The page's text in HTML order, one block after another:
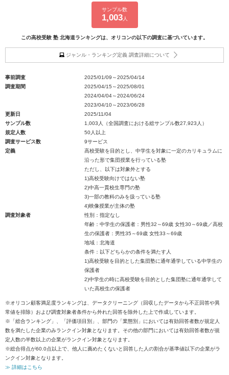
サンプル数
1,003人
この高校受験 塾 北海道ランキングは、オリコンの以下の調査に基づいています。
ジャンル・ランキング定義 調査詳細について
事前調査
2025/01/09～2025/04/14
調査期間
2025/04/15～2025/08/01
2024/04/04～2024/06/24
2023/04/10～2023/06/28
更新日
2025/11/04
サンプル数
1,003人（全国調査における総サンプル数27,923人）
規定人数
50人以上
調査サービス数
9サービス
定義
高校受験を目的とし、中学生を対象に一定のカリキュラムに
沿った形で集団授業を行っている塾
ただし、以下は対象外とする
1)高校受験向けではない塾
2)中高一貫校生専門の塾
3)一部の教科のみを扱っている塾
4)映像授業が主体の塾
調査対象者
性別：指定なし
年齢：中学生の保護者：男性32～69歳 女性30～69歳／高校
生の保護者：男性35～69歳 女性33～69歳
地域：北海道
条件：以下どちらかの条件を満たす人
1)高校受験を目的とした集団塾に通年通学している中学生の
保護者
2)中学生の時に高校受験を目的とした集団塾に通年通学して
いた高校生の保護者
※オリコン顧客満足度ランキングは、データクリーニング（回収したデータから不正回答や異
常値を排除）および調査対象者条件から外れた回答を除外した上で作成しています。
※「総合ランキング」、「評価項目別」、部門の「業態別」においては有効回答者数が規定人
数を満たした企業のみランクイン対象となります。その他の部門においては有効回答者数が規
定人数の半数以上の企業がランクイン対象となります。
※総合得点が60.0点以上で、他人に薦めたくないと回答した人の割合が基準値以下の企業がラ
ンクイン対象となります。
≫ 詳細はこちら